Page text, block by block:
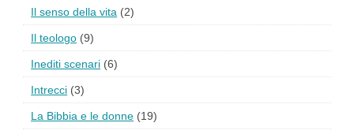
Il senso della vita (2)
Il teologo (9)
Inediti scenari (6)
Intrecci (3)
La Bibbia e le donne (19)